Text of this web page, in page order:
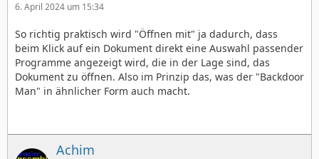
6. April 2024 um 15:34
So richtig praktisch wird "Öffnen mit" ja dadurch, dass
beim Klick auf ein Dokument direkt eine Auswahl passender
Programme angezeigt wird, die in der Lage sind, das
Dokument zu öffnen. Also im Prinzip das, was der "Backdoor
Man" in ähnlicher Form auch macht.
Achim